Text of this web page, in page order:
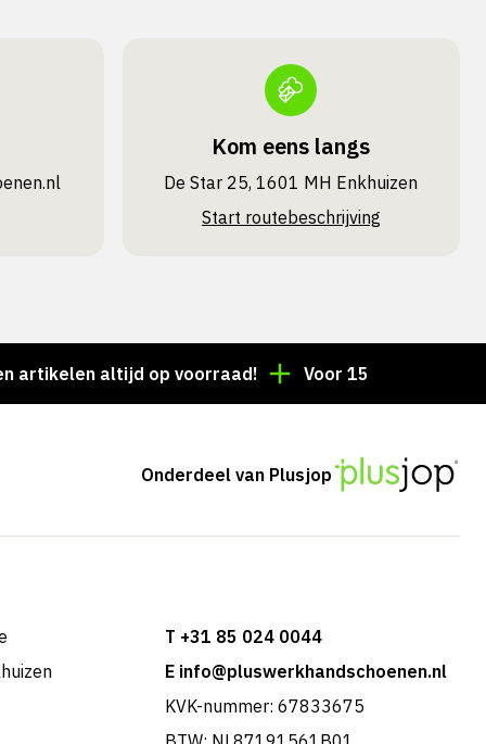
Kom eens langs
De Star 25, 1601 MH Enkhuizen
Start routebeschrijving
altijd op voorraad! Voor 15:00 besteld =
Onderdeel van Plusjop
T +31 85 024 0044
E info@pluswerkhandschoenen.nl
KVK-nummer: 67833675